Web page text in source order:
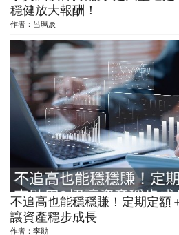
穩健放大報酬！
作者： 呂珮辰
不追高也能穩穩賺！定期定額
讓資產穩步成長
作者： 李勛